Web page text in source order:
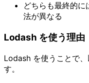
どちらも最終的
法が異なる
Lodash を使う理由
Lodash を使うことで
す。